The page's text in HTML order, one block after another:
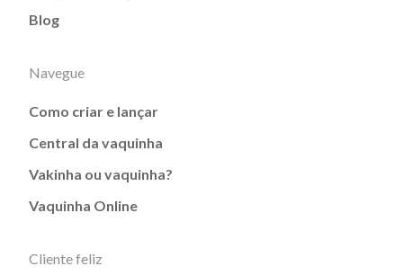
Blog
Navegue
Como criar e lançar
Central da vaquinha
Vakinha ou vaquinha?
Vaquinha Online
Cliente feliz